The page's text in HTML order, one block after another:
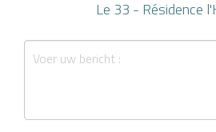
Le 33 - Résidence